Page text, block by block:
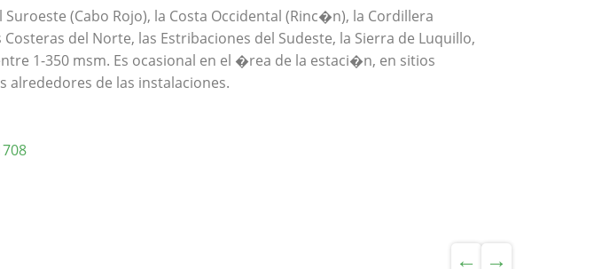
(Cabo Rojo), la Costa Occidental (Rinc�n), la Cordillera
del Norte, las Estribaciones del Sudeste, la Sierra de Luquillo,
1-350 msm. Es ocasional en el �rea de la estaci�n, en sitios
de las instalaciones.